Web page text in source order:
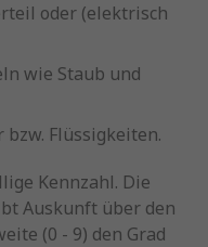
oder (elektrisch
wie Staub und
bzw. Flüssigkeiten.
Kennzahl. Die
Auskunft über den
(0 - 9) den Grad